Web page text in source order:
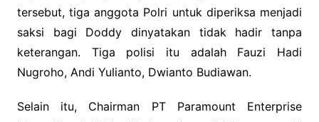
tersebut, tiga anggota Polri untuk diperiksa menjadi
saksi bagi Doddy dinyatakan tidak hadir tanpa
keterangan. Tiga polisi itu adalah Fauzi Hadi
Nugroho, Andi Yulianto, Dwianto Budiawan.
Selain itu, Chairman PT Paramount Enterprise